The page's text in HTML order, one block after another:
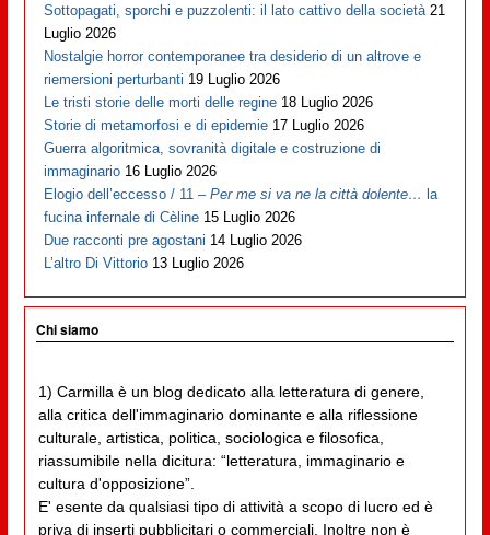
Sottopagati, sporchi e puzzolenti: il lato cattivo della società 21
Luglio 2026
Nostalgie horror contemporanee tra desiderio di un altrove e
riemersioni perturbanti 19 Luglio 2026
Le tristi storie delle morti delle regine 18 Luglio 2026
Storie di metamorfosi e di epidemie 17 Luglio 2026
Guerra algoritmica, sovranità digitale e costruzione di
immaginario 16 Luglio 2026
Elogio dell’eccesso / 11 –Per me si va ne la città dolente… la
fucina infernale di Cèline 15 Luglio 2026
Due racconti pre agostani 14 Luglio 2026
L’altro Di Vittorio 13 Luglio 2026
Chi siamo
1) Carmilla è un blog dedicato alla letteratura di genere,
alla critica dell'immaginario dominante e alla riflessione
culturale, artistica, politica, sociologica e filosofica,
riassumibile nella dicitura: “letteratura, immaginario e
cultura d'opposizione”.
E' esente da qualsiasi tipo di attività a scopo di lucro ed è
priva di inserti pubblicitari o commerciali. Inoltre non è